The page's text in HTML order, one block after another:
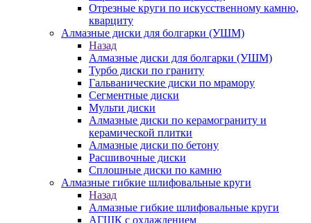
Отрезные круги по искусственному камню,
кварциту
Алмазные диски для болгарки (УШМ)
Назад
Алмазные диски для болгарки (УШМ)
Турбо диски по граниту
Гальванические диски по мрамору
Сегментные диски
Мульти диски
Алмазные диски по керамограниту и
керамической плитки
Алмазные диски по бетону
Расшивочные диски
Сплошные диски по камню
Алмазные гибкие шлифовальные круги
Назад
Алмазные гибкие шлифовальные круги
АГШК с охлаждением